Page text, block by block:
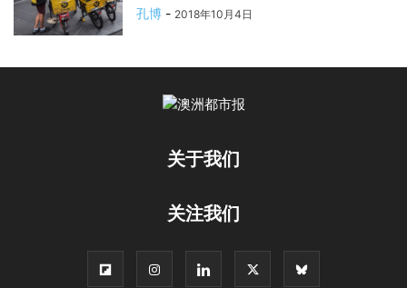
孔博 - 2018年10月4日
关于我们
关注我们